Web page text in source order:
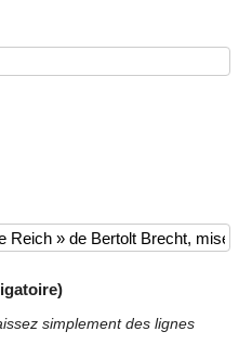
simplement des lignes